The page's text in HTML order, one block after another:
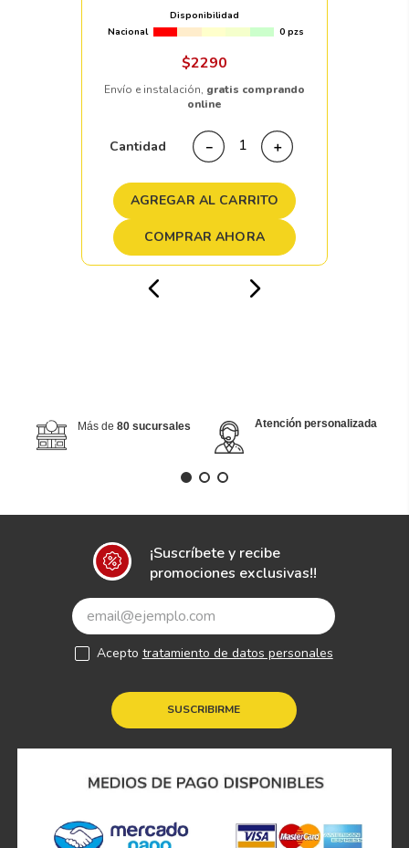
Disponibilidad
Nacional
0 pzs
$2290
Envío e instalación, gratis comprando
online
Cantidad ＋
－
AGREGAR AL CARRITO
COMPRAR AHORA
Más de 80 sucursales Atención personalizada
¡Suscríbete y recibe
promociones exclusivas!!
SUSCRIBIRME
Acepto tratamiento de datos personales